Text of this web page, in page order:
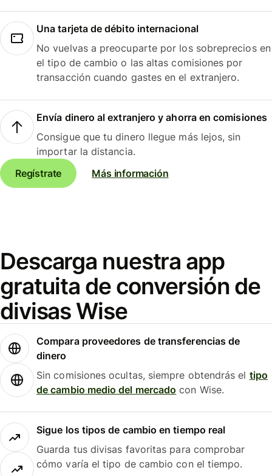
Una tarjeta de débito internacional
No vuelvas a preocuparte por los sobreprecios en
el tipo de cambio o las altas comisiones por
transacción cuando gastes en el extranjero.
Envía dinero al extranjero y ahorra en comisiones
Consigue que tu dinero llegue más lejos, sin
importar la distancia.
Regístrate
Más información
Descarga nuestra app
gratuita de conversión de
divisas Wise
Compara proveedores de transferencias de
dinero
Sin comisiones ocultas, siempre obtendrás el tipo
de cambio medio del mercado con Wise.
Sigue los tipos de cambio en tiempo real
Guarda tus divisas favoritas para comprobar
cómo varía el tipo de cambio con el tiempo.